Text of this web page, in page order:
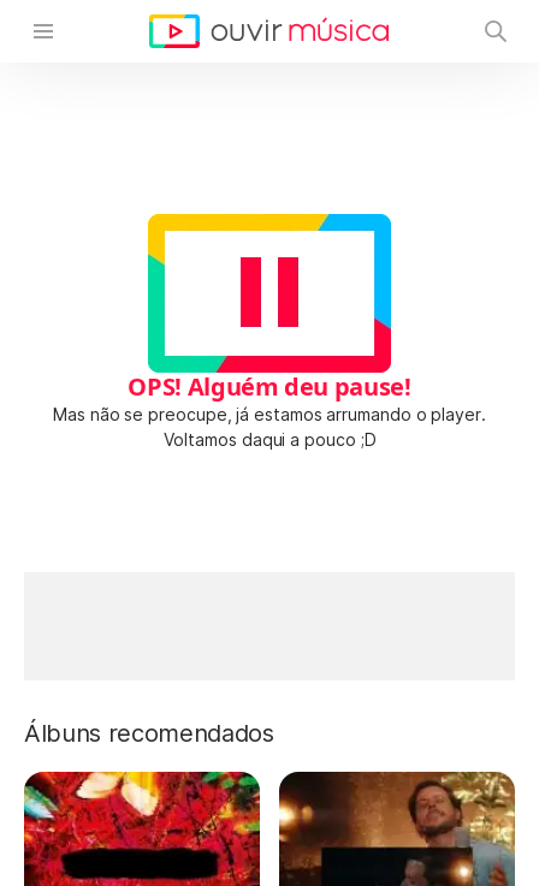
OPS! Alguém deu pause!
Mas não se preocupe, já estamos arrumando o player.
Voltamos daqui a pouco ;D
Álbuns recomendados